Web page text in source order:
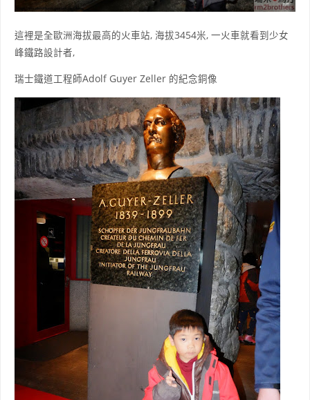
這裡是全歐洲海拔最高的火車站, 海拔3454米, 一火車就看到少女
峰鐵路設計者,
瑞士鐵道工程師Adolf Guyer Zeller 的紀念銅像